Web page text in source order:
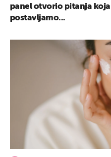
panel otvorio pitanja koja
postavljamo...